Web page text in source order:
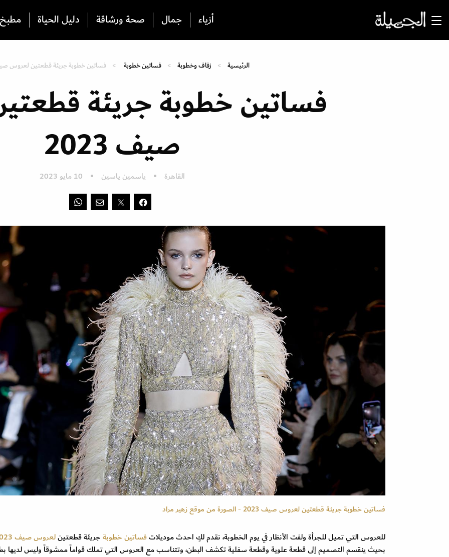
أزياء جمال صحة ورشاقة دليل الحياة
الرئيسية زفاف وخطوبة فساتين خطوبة فساتين خطوبة جريئة قطعتين لعروس صيف
فساتين خطوبة جريئة
صيف 2023
القاهرة ياسمين ياسين 10 مايو 2023
فساتين خطوبة جريئة قطعتين لعروس صيف 2023 - الصورة من موقع زهير مراد
للعروس التي تميل للجرأة ولفت الأنظار في يوم الخطوبة، نقدم لكِ احدث موديلاتفساتين خطوبةجريئة قطعتينلعروس صيف 2023،
بحيث ينقسم التصميم إلى قطعة علوية وقطعة سفلية تكشف البطن، وتتناسب مع العروس التي تملك قواماً ممشوقاً وليس لديها